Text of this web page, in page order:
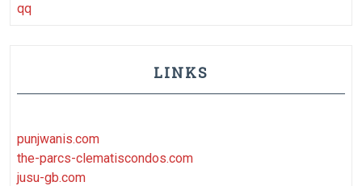
qq
LINKS
punjwanis.com
the-parcs-clematiscondos.com
jusu-gb.com